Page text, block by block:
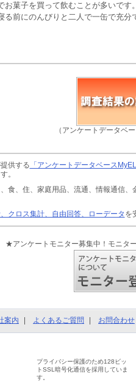
お菓子を買って飲むことが多いです
る前にのんびりと二人で一缶で充分
（アンケートデータベ
供する 「アンケートデータベース
。
、食、住、家庭用品、流通、情報通信、
クロス集計、自由回答、ローデータ を
★アンケートモニター募集中！モニタ
案内 よくあるご質問 お問合わせ
プライバシー保護のため128ビッ
トSSL暗号化通信を採用していま
す。